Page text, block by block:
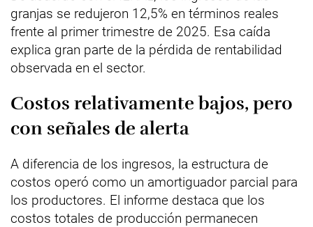
granjas se redujeron 12,5% en términos reales
frente al primer trimestre de 2025. Esa caída
explica gran parte de la pérdida de rentabilidad
observada en el sector.
Costos relativamente bajos, pero
con señales de alerta
A diferencia de los ingresos, la estructura de
costos operó como un amortiguador parcial para
los productores. El informe destaca que los
costos totales de producción permanecen